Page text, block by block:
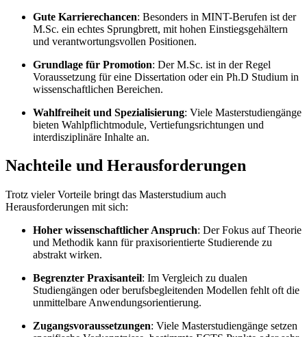
Gute Karrierechancen: Besonders in MINT-Berufen ist der
M.Sc. ein echtes Sprungbrett, mit hohen Einstiegsgehältern
und verantwortungsvollen Positionen.
Grundlage für Promotion: Der M.Sc. ist in der Regel
Voraussetzung für eine Dissertation oder ein Ph.D Studium in
wissenschaftlichen Bereichen.
Wahlfreiheit und Spezialisierung: Viele Masterstudiengänge
bieten Wahlpflichtmodule, Vertiefungsrichtungen und
interdisziplinäre Inhalte an.
Nachteile und Herausforderungen
Trotz vieler Vorteile bringt das Masterstudium auch
Herausforderungen mit sich:
Hoher wissenschaftlicher Anspruch: Der Fokus auf Theorie
und Methodik kann für praxisorientierte Studierende zu
abstrakt wirken.
Begrenzter Praxisanteil: Im Vergleich zu dualen
Studiengängen oder berufsbegleitenden Modellen fehlt oft die
unmittelbare Anwendungsorientierung.
Zugangsvoraussetzungen: Viele Masterstudiengänge setzen